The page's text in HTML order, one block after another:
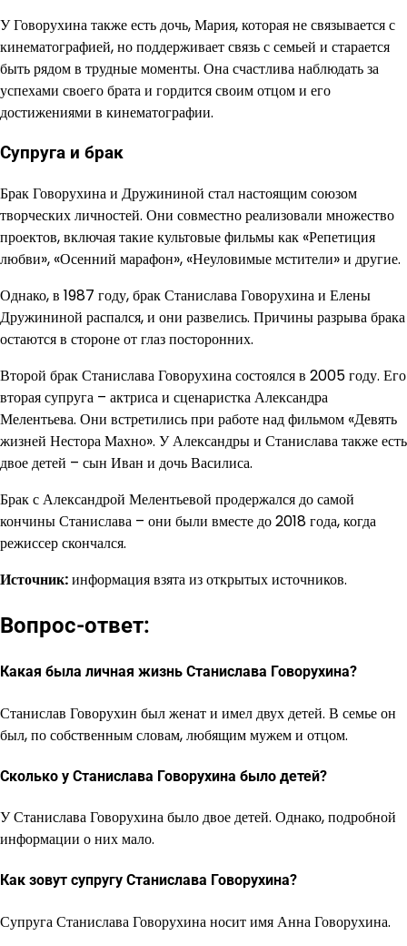
У Говорухина также есть дочь, Мария, которая не связывается с
кинематографией, но поддерживает связь с семьей и старается
быть рядом в трудные моменты. Она счастлива наблюдать за
успехами своего брата и гордится своим отцом и его
достижениями в кинематографии.
Супруга и брак
Брак Говорухина и Дружининой стал настоящим союзом
творческих личностей. Они совместно реализовали множество
проектов, включая такие культовые фильмы как «Репетиция
любви», «Осенний марафон», «Неуловимые мстители» и другие.
Однако, в 1987 году, брак Станислава Говорухина и Елены
Дружининой распался, и они развелись. Причины разрыва брака
остаются в стороне от глаз посторонних.
Второй брак Станислава Говорухина состоялся в 2005 году. Его
вторая супруга – актриса и сценаристка Александра
Мелентьева. Они встретились при работе над фильмом «Девять
жизней Нестора Махно». У Александры и Станислава также есть
двое детей – сын Иван и дочь Василиса.
Брак с Александрой Мелентьевой продержался до самой
кончины Станислава – они были вместе до 2018 года, когда
режиссер скончался.
Источник:информация взята из открытых источников.
Вопрос-ответ:
Какая была личная жизнь Станислава Говорухина?
Станислав Говорухин был женат и имел двух детей. В семье он
был, по собственным словам, любящим мужем и отцом.
Сколько у Станислава Говорухина было детей?
У Станислава Говорухина было двое детей. Однако, подробной
информации о них мало.
Как зовут супругу Станислава Говорухина?
Супруга Станислава Говорухина носит имя Анна Говорухина.